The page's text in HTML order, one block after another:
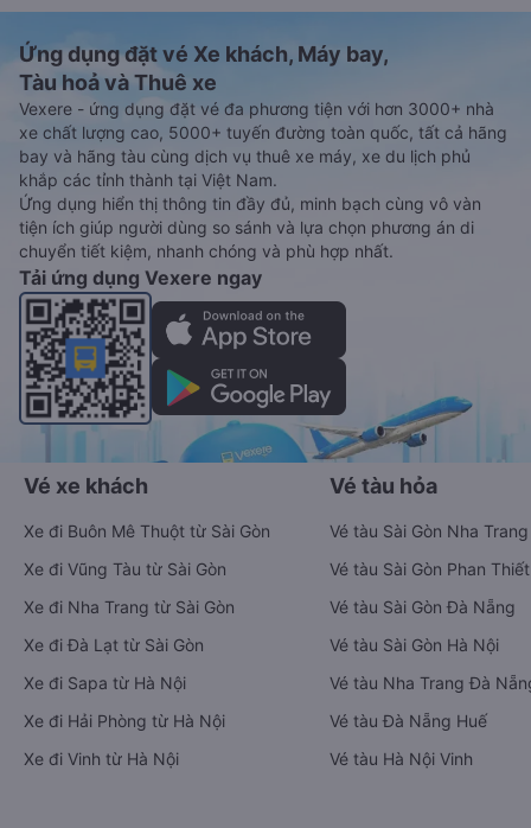
Ứng dụng đặt vé Xe khách, Máy bay,
Tàu hoả và Thuê xe
Vexere - ứng dụng đặt vé đa phương tiện với hơn 3000+ nhà
xe chất lượng cao, 5000+ tuyến đường toàn quốc, tất cả hãng
bay và hãng tàu cùng dịch vụ thuê xe máy, xe du lịch phủ
khắp các tỉnh thành tại Việt Nam.
Ứng dụng hiển thị thông tin đầy đủ, minh bạch cùng vô vàn
tiện ích giúp người dùng so sánh và lựa chọn phương án di
chuyển tiết kiệm, nhanh chóng và phù hợp nhất.
Tải ứng dụng Vexere ngay
Vé xe khách
Xe đi Buôn Mê Thuột từ Sài Gòn
Xe đi Vũng Tàu từ Sài Gòn
Xe đi Nha Trang từ Sài Gòn
Xe đi Đà Lạt từ Sài Gòn
Xe đi Sapa từ Hà Nội
Xe đi Hải Phòng từ Hà Nội
Xe đi Vinh từ Hà Nội
Vé tàu hỏa
Vé tàu Sài Gòn Nha Trang
Vé tàu Sài Gòn Phan Thiết
Vé tàu Sài Gòn Đà Nẵng
Vé tàu Sài Gòn Hà Nội
Vé tàu Nha Trang Đà
Vé tàu Đà Nẵng Huế
Vé tàu Hà Nội Vinh